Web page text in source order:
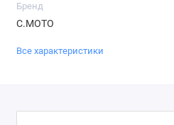
Бренд
С.МОТО
Все характеристики